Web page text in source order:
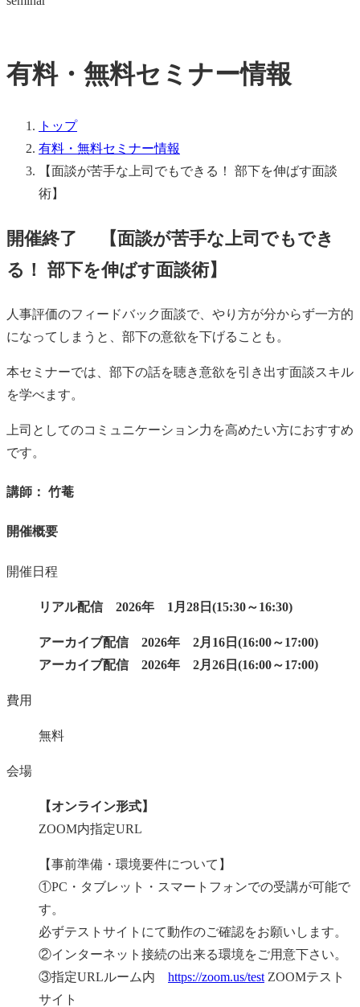
有料・無料セミナー情報
トップ
有料・無料セミナー情報
【面談が苦手な上司でもできる！ 部下を伸ばす面談
術】
開催終了 【面談が苦手な上司でもでき
る！ 部下を伸ばす面談術】
人事評価のフィードバック面談で、やり方が分からず一方的
になってしまうと、部下の意欲を下げることも。
本セミナーでは、部下の話を聴き意欲を引き出す面談スキル
を学べます。
上司としてのコミュニケーション力を高めたい方におすすめ
です。
講師： 竹菴
開催概要
開催日程
リアル配信 2026年 1月28日(15:30～16:30)
アーカイブ配信 2026年 2月 16 日 (16:00～17:00)
アーカイブ配信 2026年 2月 26 日 (16:00～17:00)
費用
無料
会場
【オンライン形式】
ZOOM内指定URL
【事前準備・環境要件について】
①PC・タブレット・スマートフォンでの受講が可能で
す。
必ずテストサイトにて動作のご確認をお願いします。
②インターネット接続の出来る環境をご用意下さい。
③指定URLルーム内 https://zoom.us/test ZOOMテスト
サイト